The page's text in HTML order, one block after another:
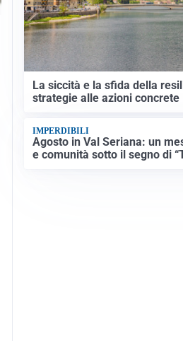
La siccità e la sfida della
strategie alle azioni concrete
IMPERDIBILI
Agosto in Val Seriana: un
e comunità sotto il segno di